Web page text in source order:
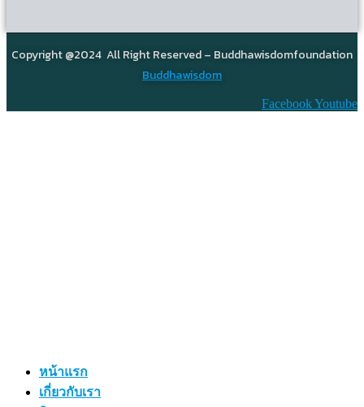
Copyright @2024 All Right Reserved – Buddhawisdomfoundation
Buddhawisdom
FacebookYoutube
หน้าแรก
เกี่ยวกับเรา